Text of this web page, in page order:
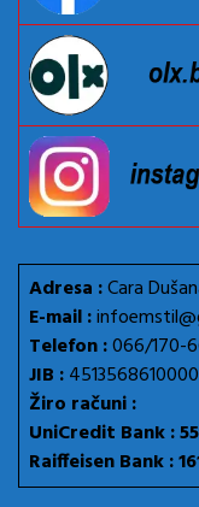
Adresa :Cara
E-mail :
Telefon :066/170-
JIB :4513568610000
Žiro računi :
UniCredit Bank :
Raiffeisen Bank :